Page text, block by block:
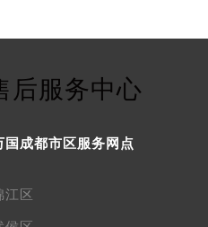
后服务中心
国成都市区服务网点
江区